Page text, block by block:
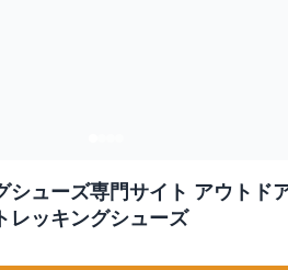
シューズ専門サイト アウトド
レッキングシューズ